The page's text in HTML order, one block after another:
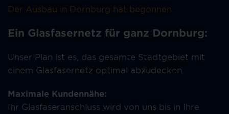
Der Ausbau in Dornburg hat begonnen.
Ein Glasfasernetz für ganz Dornburg:
Unser Plan ist es, das gesamte Stadtgebiet mit
einem Glasfasernetz optimal abzudecken.
Maximale Kundennähe:
Ihr Glasfaseranschluss wird von uns bis in Ihre